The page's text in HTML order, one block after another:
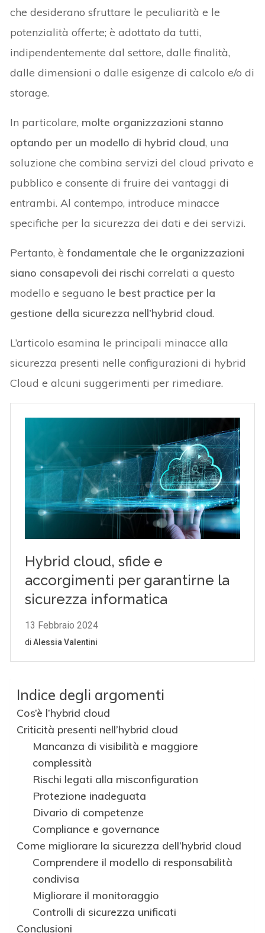
che desiderano sfruttare le peculiarità e le
potenzialità offerte; è adottato da tutti,
indipendentemente dal settore, dalle finalità,
dalle dimensioni o dalle esigenze di calcolo e/o di
storage.
In particolare, molte organizzazioni stanno
optando per un modello di hybrid cloud, una
soluzione che combina servizi del cloud privato e
pubblico e consente di fruire dei vantaggi di
entrambi. Al contempo, introduce minacce
specifiche per la sicurezza dei dati e dei servizi.
Pertanto, èfondamentale che le organizzazioni
siano consapevoli dei rischi correlati a questo
modello e seguano le best practice per la
gestione della sicurezza nell’hybrid cloud.
L’articolo esamina le principali minacce alla
sicurezza presenti nelle configurazioni di hybrid
Cloud e alcuni suggerimenti per rimediare.
Indice degli argomenti
Cos’è l’hybrid cloud
Criticità presenti nell’hybrid cloud
Mancanza di visibilità e maggiore
complessità
Rischi legati alla misconfiguration
Protezione inadeguata
Divario di competenze
Compliance e governance
Come migliorare la sicurezza dell’hybrid cloud
Comprendere il modello di responsabilità
condivisa
Migliorare il monitoraggio
Controlli di sicurezza unificati
Conclusioni